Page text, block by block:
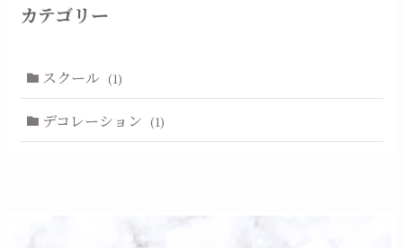
カテゴリー
スクール (1)
デコレーション (1)